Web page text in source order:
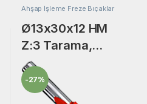
Ahşap İşleme Freze Bıçaklar
Ø13x30x12 HM
Z:3 Tarama,
Lamba Yeri
Açma Rulmanlı
Freze Bıçak
-27%